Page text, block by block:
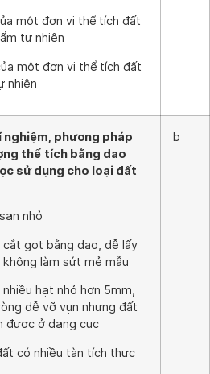
một đơn vị thể tích đất
tự nhiên
một đơn vị thể tích đất
nhiên
phương pháp
thể tích bằng dao
sử dụng cho loại đất
nhỏ
gọt bằng dao, dễ lấy
làm sứt mẻ mẫu
hạt nhỏ hơn 5mm,
dễ vỡ vụn nhưng đất
được ở dạng cục
có nhiều tàn tích thực
b